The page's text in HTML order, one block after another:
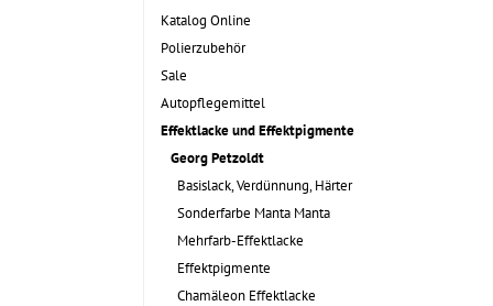
Katalog Online
Polierzubehör
Sale
Autopflegemittel
Effektlacke und Effektpigmente
Georg Petzoldt
Basislack, Verdünnung, Härter
Sonderfarbe Manta Manta
Mehrfarb-Effektlacke
Effektpigmente
Chamäleon Effektlacke